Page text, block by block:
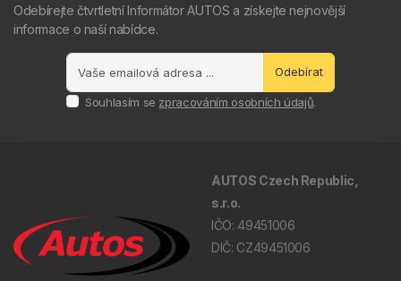
Odebírejte čtvrtletní Informátor AUTOS a získejte nejnovější
informace o naší nabídce.
Odebírat
Souhlasím se zpracováním osobních údajů.
AUTOS Czech Republic,
s.r.o.
IČO: 49451006
DIČ: CZ49451006